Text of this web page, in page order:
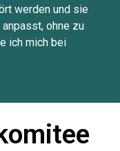
werden und sie
ohne zu
ich mich bei